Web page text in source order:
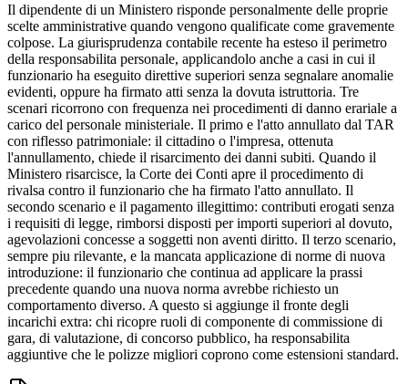
Il dipendente di un Ministero risponde personalmente delle proprie
scelte amministrative quando vengono qualificate come gravemente
colpose. La giurisprudenza contabile recente ha esteso il perimetro
della responsabilita personale, applicandolo anche a casi in cui il
funzionario ha eseguito direttive superiori senza segnalare anomalie
evidenti, oppure ha firmato atti senza la dovuta istruttoria. Tre
scenari ricorrono con frequenza nei procedimenti di danno erariale a
carico del personale ministeriale. Il primo e l'atto annullato dal TAR
con riflesso patrimoniale: il cittadino o l'impresa, ottenuta
l'annullamento, chiede il risarcimento dei danni subiti. Quando il
Ministero risarcisce, la Corte dei Conti apre il procedimento di
rivalsa contro il funzionario che ha firmato l'atto annullato. Il
secondo scenario e il pagamento illegittimo: contributi erogati senza
i requisiti di legge, rimborsi disposti per importi superiori al dovuto,
agevolazioni concesse a soggetti non aventi diritto. Il terzo scenario,
sempre piu rilevante, e la mancata applicazione di norme di nuova
introduzione: il funzionario che continua ad applicare la prassi
precedente quando una nuova norma avrebbe richiesto un
comportamento diverso. A questo si aggiunge il fronte degli
incarichi extra: chi ricopre ruoli di componente di commissione di
gara, di valutazione, di concorso pubblico, ha responsabilita
aggiuntive che le polizze migliori coprono come estensioni standard.